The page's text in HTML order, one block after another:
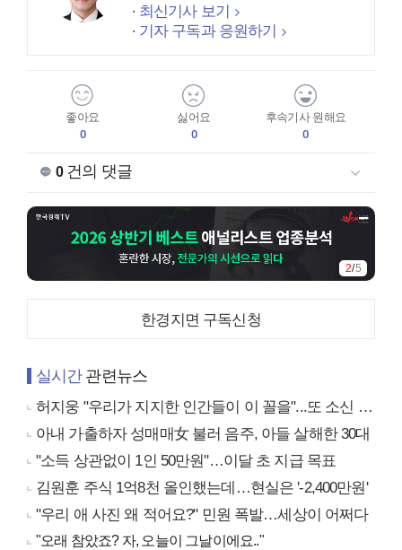
최신기사 보기
기자 구독과 응원하기
좋아요
0
싫어요
0
후속기사 원해요
0
0건의 댓글
2/5
한경지면 구독신청
실시간관련뉴스
허지웅 "우리가 지지한 인간들이 이 꼴을"...또 소신 발언
아내 가출하자 성매매女 불러 음주, 아들 살해한 30대
"소득 상관없이 1인 50만원"…이달 초 지급 목표
김원훈 주식 1억8천 올인했는데…현실은 '-2,400만원'
"우리 애 사진 왜 적어요?" 민원 폭발…세상이 어쩌다
"오래 참았죠? 자, 오늘이 그날이에요.."